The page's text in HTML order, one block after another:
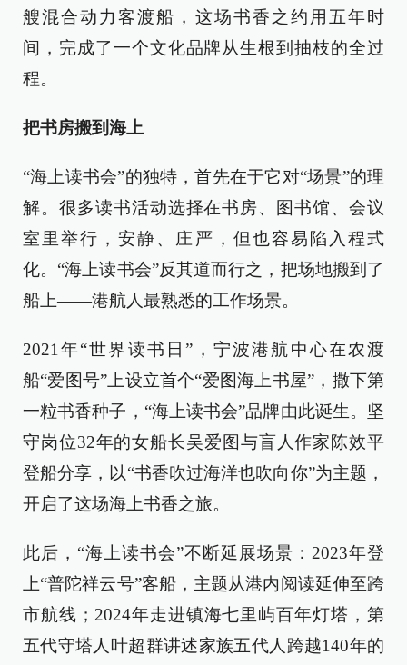
艘混合动力客渡船，这场书香之约用五年时
间，完成了一个文化品牌从生根到抽枝的全过
程。
把书房搬到海上
“海上读书会”的独特，首先在于它对“场景”的理
解。很多读书活动选择在书房、图书馆、会议
室里举行，安静、庄严，但也容易陷入程式
化。“海上读书会”反其道而行之，把场地搬到了
船上——港航人最熟悉的工作场景。
2021年“世界读书日”，宁波港航中心在农渡
船“爱图号”上设立首个“爱图海上书屋”，撒下第
一粒书香种子，“海上读书会”品牌由此诞生。坚
守岗位32年的女船长吴爱图与盲人作家陈效平
登船分享，以“书香吹过海洋也吹向你”为主题，
开启了这场海上书香之旅。
此后，“海上读书会”不断延展场景：2023年登
上“普陀祥云号”客船，主题从港内阅读延伸至跨
市航线；2024年走进镇海七里屿百年灯塔，第
五代守塔人叶超群讲述家族五代人跨越140年的